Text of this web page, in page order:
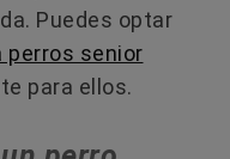
Puedes optar
perros senior
para ellos.